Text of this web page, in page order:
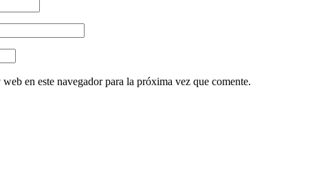
en este navegador para la próxima vez que comente.